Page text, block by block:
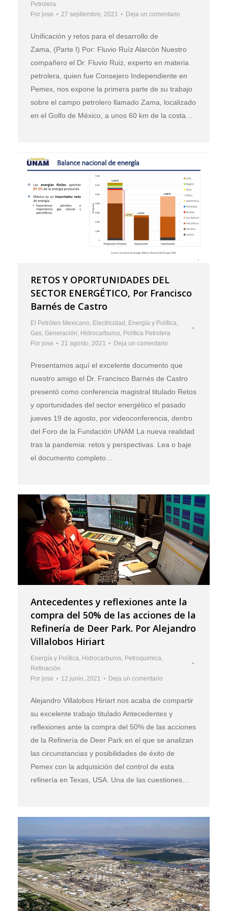
Petrolera
Por jose 27 septiembre, 2021 Deja un comentario
Unificación y retos para el desarrollo de
Zama, (Parte I) Por: Fluvio Ruíz Alarcón Nuestro
compañero el Dr. Fluvio Ruiz, experto en materia
petrolera, quien fue Consejero Independiente en
Pemex, nos expone la primera parte de su trabajo
sobre el campo petrolero llamado Zama, localizado
en el Golfo de México, a unos 60 km de la costa…
RETOS Y OPORTUNIDADES DEL
SECTOR ENERGÉTICO, Por Francisco
Barnés de Castro
El Petróleo Mexicano Electricidad Energía y Política
Gas Generación Hidrocarburos Política Petrolera
Por jose 21 agosto, 2021 Deja un comentario
Presentamos aquí el excelente documento que
nuestro amigo el Dr. Francisco Barnés de Castro
presentó como conferencia magistral titulado Retos
y oportunidades del sector energético el pasado
jueves 19 de agosto, por videoconferencia, dentro
del Foro de la Fundación UNAM La nueva realidad
tras la pandemia: retos y perspectivas. Lea o baje
el documento completo…
Antecedentes y reflexiones ante la
compra del 50% de las acciones de la
Refinería de Deer Park. Por Alejandro
Villalobos Hiriart
Energía y Política, Hidrocarburos, Petroquimica,
Refinación
Por jose 12 junio, 2021 Deja un comentario
Alejandro Villalobos Hiriart nos acaba de compartir
su excelente trabajo titulado Antecedentes y
reflexiones ante la compra del 50% de las acciones
de la Refinería de Deer Park en el que se analizan
las circunstancias y posibilidades de éxito de
Pemex con la adquisición del control de esta
refinería en Texas, USA. Una de las cuestiones…